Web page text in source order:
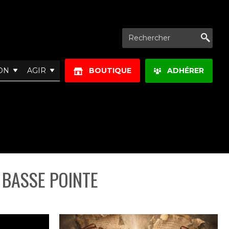
ADHÉRER
BOUTIQUE
AGIR
POINTE